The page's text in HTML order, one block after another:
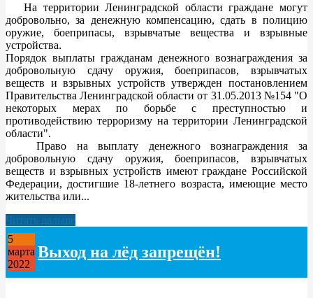
На территории Ленинградской области граждане могут
добровольно, за денежную компенсацию, сдать в полицию
оружие, боеприпасы, взрывчатые вещества и взрывные
устройства.
Порядок выплаты гражданам денежного вознаграждения за
добровольную сдачу оружия, боеприпасов, взрывчатых
веществ и взрывных устройств утвержден постановлением
Правительства Ленинградской области от 31.05.2013 №154 "О
некоторых мерах по борьбе с преступностью и
противодействию терроризму на территории Ленинградской
области".
Право на выплату денежного вознаграждения за
добровольную сдачу оружия, боеприпасов, взрывчатых
веществ и взрывных устройств имеют граждане Российской
Федерации, достигшие 18-летнего возраста, имеющие место
жительства или...
Читать дальше
5
марта
2022
Выход на лëд запрещëн!